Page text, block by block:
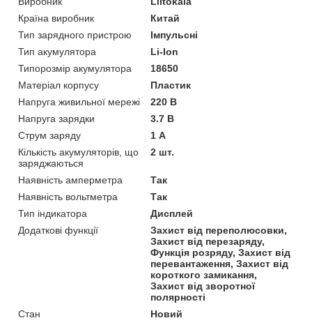
Країна виробник
Китай
Тип зарядного пристрою
Імпульсні
Тип акумулятора
Li-Ion
Типорозмір акумулятора
18650
Матеріал корпусу
Пластик
Напруга живильної мережі
220 В
Напруга зарядки
3.7 В
Струм заряду
1 А
Кількість акумуляторів, що
заряджаються
2 шт.
Наявність амперметра
Так
Наявність вольтметра
Так
Тип індикатора
Дисплей
Додаткові функції
Захист від переполюсовки,
Захист від перезаряду,
Функція розряду, Захист від
перевантаження, Захист від
короткого замикання,
Захист від зворотної
полярності
Стан
Новий